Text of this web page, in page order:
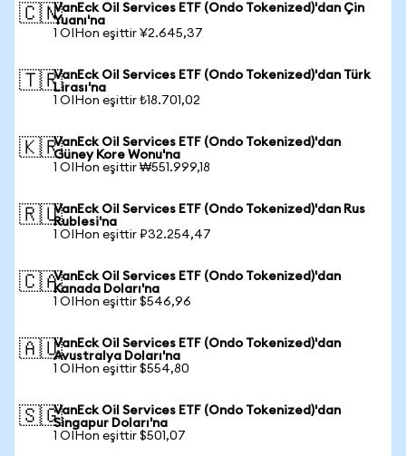
🇨🇳VanEck Oil Services ETF (Ondo Tokenized)'dan Çin
Yuanı'na
1 OIHon eşittir ¥2.645,37
🇹🇷VanEck Oil Services ETF (Ondo Tokenized)'dan Türk
Lirası'na
1 OIHon eşittir ₺18.701,02
🇰🇷VanEck Oil Services ETF (Ondo Tokenized)'dan
Güney Kore Wonu'na
1 OIHon eşittir ₩551.999,18
🇷🇺VanEck Oil Services ETF (Ondo Tokenized)'dan Rus
Rublesi'na
1 OIHon eşittir ₽32.254,47
🇨🇦VanEck Oil Services ETF (Ondo Tokenized)'dan
Kanada Doları'na
1 OIHon eşittir $546,96
🇦🇺VanEck Oil Services ETF (Ondo Tokenized)'dan
Avustralya Doları'na
1 OIHon eşittir $554,80
🇸🇬VanEck Oil Services ETF (Ondo Tokenized)'dan
Singapur Doları'na
1 OIHon eşittir $501,07